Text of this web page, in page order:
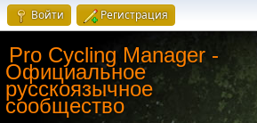
Войти Регистрация
Pro Cycling Manager -
Официальное
русскоязычное
сообщество